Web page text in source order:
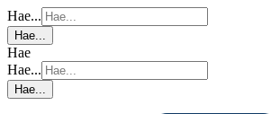
Hae...
Hae...
Hae
Hae...
Hae...